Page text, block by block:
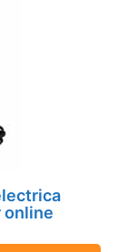
online